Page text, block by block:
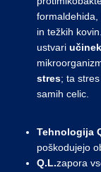
formaldehida,
in težkih
ustvari
stres; ta
samih celic.
Tehnologija
poškodujejo
Q.L.zapora